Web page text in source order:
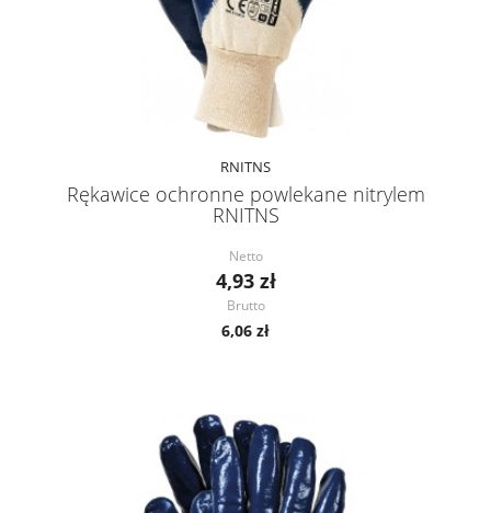
RNITNS
Rękawice ochronne powlekane nitrylem
RNITNS
Netto
4,93 zł
Brutto
6,06 zł